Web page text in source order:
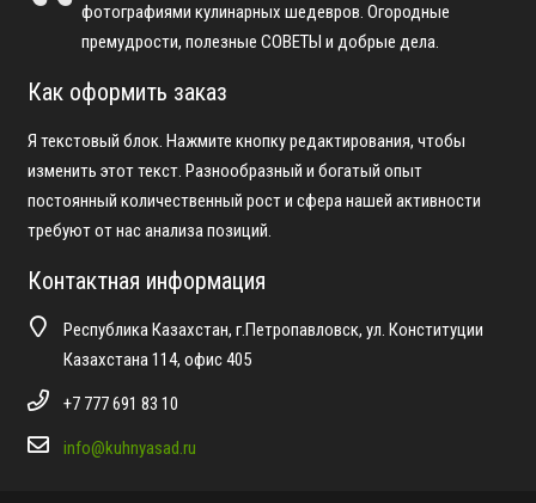
фотографиями кулинарных шедевров. Огородные
премудрости, полезные СОВЕТЫ и добрые дела.
Как оформить заказ
Я текстовый блок. Нажмите кнопку редактирования, чтобы
изменить этот текст. Разнообразный и богатый опыт
постоянный количественный рост и сфера нашей активности
требуют от нас анализа позиций.
Контактная информация
Республика Казахстан, г.Петропавловск, ул. Конституции
Казахстана 114, офис 405
+7 777 691 83 10
info@kuhnyasad.ru